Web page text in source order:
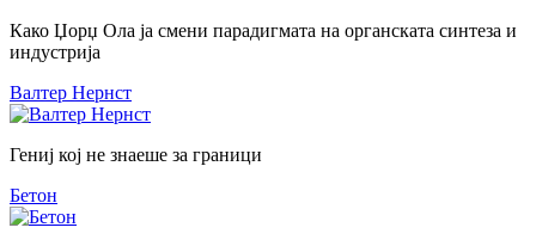
Како Џорџ Ола ја смени парадигмата на органската синтеза и
индустрија
Валтер Нернст
Гениј кој не знаеше за граници
Бетон